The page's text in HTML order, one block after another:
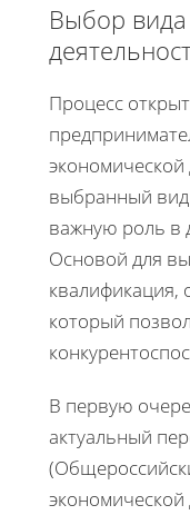
Выбор
Процесс
выбранный вид
важную роль в
Основой для
квалификация,
который
В первую
актуальный